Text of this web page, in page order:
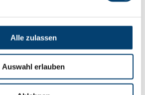
Alle zulassen
Auswahl erlauben